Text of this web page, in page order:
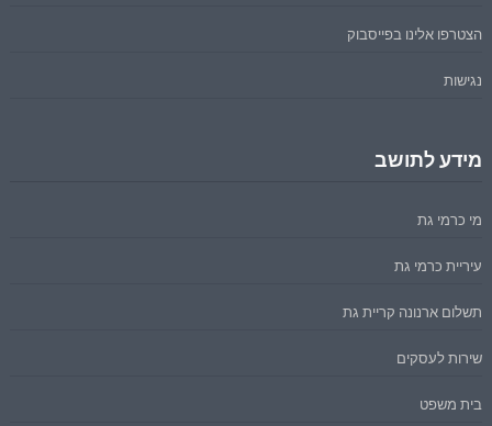
הצטרפו אלינו בפייסבוק
נגישות
מידע לתושב
מי כרמי גת
עיריית כרמי גת
תשלום ארנונה קריית גת
שירות לעסקים
בית משפט